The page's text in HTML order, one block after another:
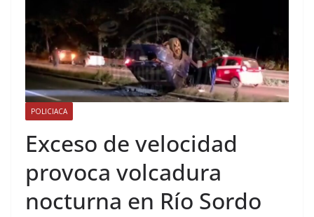
POLICIACA
Exceso de velocidad
provoca volcadura
nocturna en Río Sordo